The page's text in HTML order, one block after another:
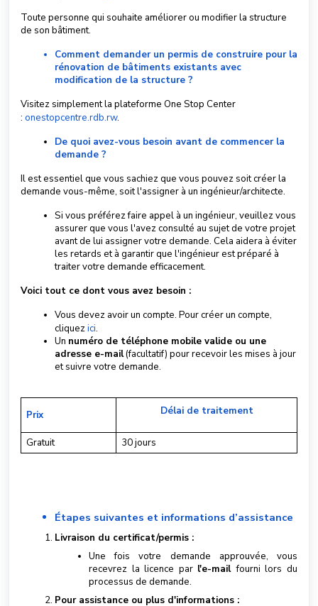
t
French
Toute personne qui souhaite améliorer ou modifier la structure
de son bâtiment.
Comment demander un permis de construire pour la
rénovation de bâtiments existants avec
modification de la structure ?
Visitez simplement la plateforme One Stop Center
: onestopcentre.rdb.rw.
De quoi avez-vous besoin avant de commencer la
demande ?
Il est essentiel que vous sachiez que vous pouvez soit créer la
demande vous-même, soit l'assigner à un ingénieur/architecte.
Si vous préférez faire appel à un ingénieur, veuillez vous
assurer que vous l'avez consulté au sujet de votre projet
avant de lui assigner votre demande. Cela aidera à éviter
les retards et à garantir que l'ingénieur est préparé à
traiter votre demande efficacement.
Voici tout ce dont vous avez besoin :
Vous devez avoir un compte. Pour créer un compte,
cliquezici.
Un numéro de téléphone mobile valide ou une
adresse e-mail(facultatif) pour recevoir les mises à jour
et suivre votre demande.
Prix Délai de traitement
Gratuit 30 jours
Étapes suivantes et informations d’assistance
Livraison du certificat/permis :
Une fois votre demande approuvée, vous
recevrez la licence par l'e-mailfourni lors du
processus de demande.
Pour assistance ou plus d'informations :